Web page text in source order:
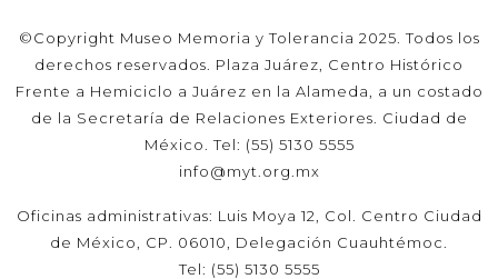
©Copyright Museo Memoria y Tolerancia 2025. Todos los
derechos reservados. Plaza Juárez, Centro Histórico
Frente a Hemiciclo a Juárez en la Alameda, a un costado
de la Secretaría de Relaciones Exteriores. Ciudad de
México. Tel: (55) 5130 5555
info@myt.org.mx
Oficinas administrativas: Luis Moya 12, Col. Centro Ciudad
de México, CP. 06010, Delegación Cuauhtémoc.
Tel: (55) 5130 5555